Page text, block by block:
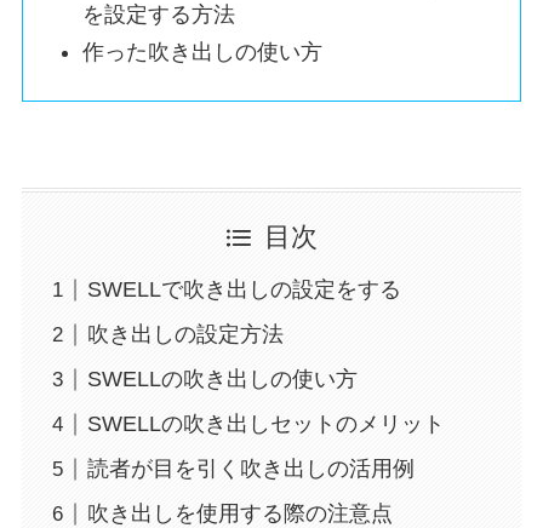
を設定する方法
作った吹き出しの使い方
目次
SWELLで吹き出しの設定をする
吹き出しの設定方法
SWELLの吹き出しの使い方
SWELLの吹き出しセットのメリット
読者が目を引く吹き出しの活用例
吹き出しを使用する際の注意点